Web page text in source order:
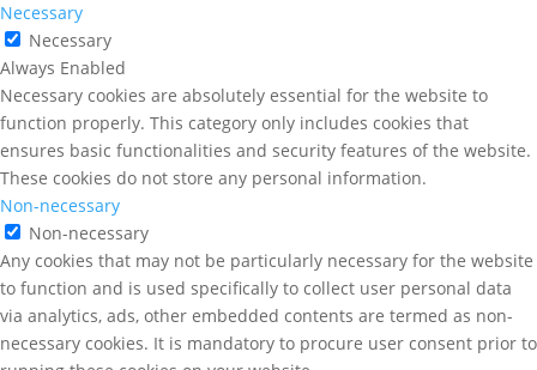
Necessary
Necessary
Always Enabled
Necessary cookies are absolutely essential for the website to
function properly. This category only includes cookies that
ensures basic functionalities and security features of the website.
These cookies do not store any personal information.
Non-necessary
Non-necessary
Any cookies that may not be particularly necessary for the website
to function and is used specifically to collect user personal data
via analytics, ads, other embedded contents are termed as non-
necessary cookies. It is mandatory to procure user consent prior to